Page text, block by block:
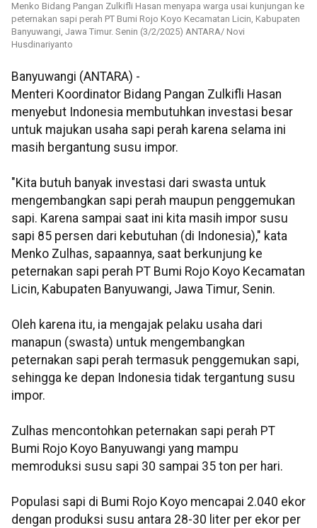
Menko Bidang Pangan Zulkifli Hasan menyapa warga usai kunjungan ke
peternakan sapi perah PT Bumi Rojo Koyo Kecamatan Licin, Kabupaten
Banyuwangi, Jawa Timur. Senin (3/2/2025) ANTARA/ Novi
Husdinariyanto
Banyuwangi (ANTARA) -
Menteri Koordinator Bidang Pangan Zulkifli Hasan
menyebut Indonesia membutuhkan investasi besar
untuk majukan usaha sapi perah karena selama ini
masih bergantung susu impor.
"Kita butuh banyak investasi dari swasta untuk
mengembangkan sapi perah maupun penggemukan
sapi. Karena sampai saat ini kita masih impor susu
sapi 85 persen dari kebutuhan (di Indonesia)," kata
Menko Zulhas, sapaannya, saat berkunjung ke
peternakan sapi perah PT Bumi Rojo Koyo Kecamatan
Licin, Kabupaten Banyuwangi, Jawa Timur, Senin.
Oleh karena itu, ia mengajak pelaku usaha dari
manapun (swasta) untuk mengembangkan
peternakan sapi perah termasuk penggemukan sapi,
sehingga ke depan Indonesia tidak tergantung susu
impor.
Zulhas mencontohkan peternakan sapi perah PT
Bumi Rojo Koyo Banyuwangi yang mampu
memroduksi susu sapi 30 sampai 35 ton per hari.
Populasi sapi di Bumi Rojo Koyo mencapai 2.040 ekor
dengan produksi susu antara 28-30 liter per ekor per